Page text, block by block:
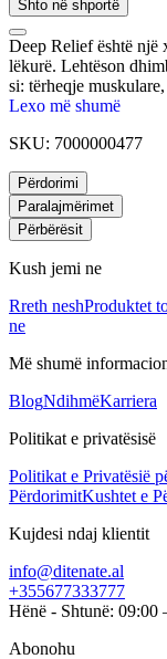
Shto në shportë
Deep Relief është një
lëkurë. Lehtëson
si: tërheqje
Lexo më shumë
SKU: 7000000477
Përdorimi
Paralajmërimet
Përbërësit
Kush jemi ne
Rreth neshProduktet
ne
Më shumë
BlogNdihmëKarriera
Politikat e privatësisë
Politikat e Privatësië
PërdorimitKushtet e
Kujdesi ndaj klientit
info@ditenate.al
+355677333777
Hënë - Shtunë: 09:00
Abonohu